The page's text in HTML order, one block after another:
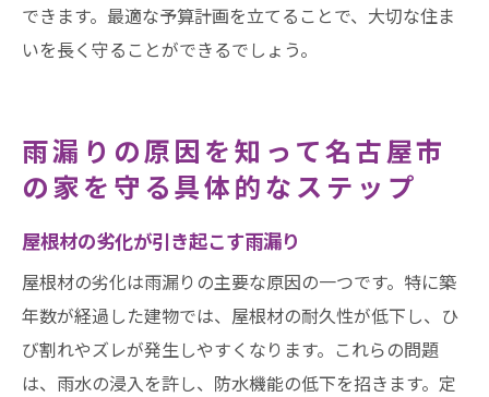
できます。最適な予算計画を立てることで、大切な住ま
いを長く守ることができるでしょう。
雨漏りの原因を知って名古屋市
の家を守る具体的なステップ
屋根材の劣化が引き起こす雨漏り
屋根材の劣化は雨漏りの主要な原因の一つです。特に築
年数が経過した建物では、屋根材の耐久性が低下し、ひ
び割れやズレが発生しやすくなります。これらの問題
は、雨水の浸入を許し、防水機能の低下を招きます。定